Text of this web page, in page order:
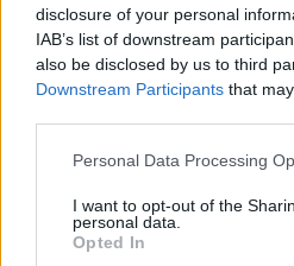
disclosure of your personal
IAB’s list of downstream
also be disclosed by us to third
Downstream Participants that
Please note that this website/app
not limited to your visit or usage
grant or deny consent to Google
use your data for below specified
Personal Data Processing
I want to opt-out of the
personal data.
Opted In